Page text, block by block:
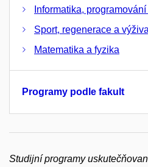
Informatika,
Sport, regenerace a výživa
Matematika a fyzika
Programy podle fakult
Studijní programy